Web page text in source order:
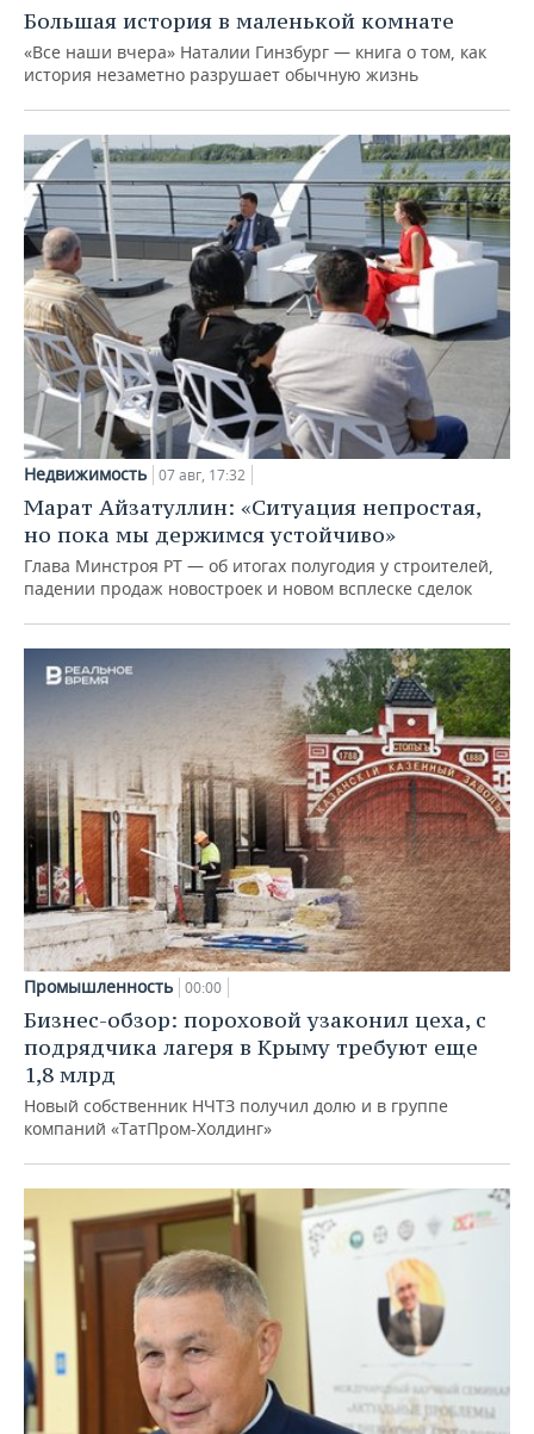
Большая история в маленькой комнате
«Все наши вчера» Наталии Гинзбург — книга о том, как
история незаметно разрушает обычную жизнь
Недвижимость 07 авг, 17:32
Марат Айзатуллин: «Ситуация непростая,
но пока мы держимся устойчиво»
Глава Минстроя РТ — об итогах полугодия у строителей,
падении продаж новостроек и новом всплеске сделок
Промышленность 00:00
Бизнес-обзор: пороховой узаконил цеха, с
подрядчика лагеря в Крыму требуют еще
1,8 млрд
Новый собственник НЧТЗ получил долю и в группе
компаний «ТатПром-Холдинг»